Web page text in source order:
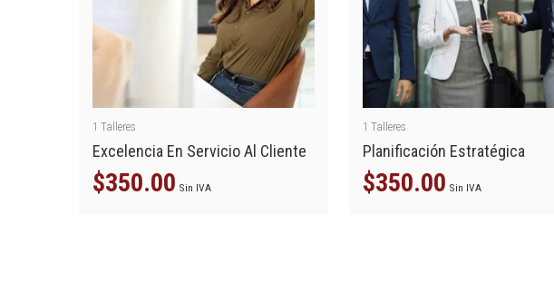
1 Talleres
Excelencia En Servicio Al Cliente
$350.00 Sin IVA
1Talleres
Planificación Estratégica
$350.00 Sin IVA